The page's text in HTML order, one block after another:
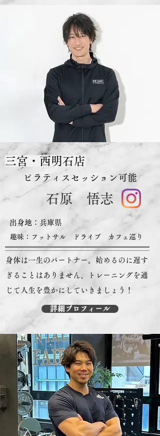
三宮・西明石店
ピラティスセッション可能
​石原 悟志
出身地：​兵庫県
趣味：​フットサル ドライブ カフェ巡り
身体は一生のパートナー。始めるのに遅す
ぎることはありません、トレーニングを通
じて人生を豊かにしていきましょう！
詳細プロフィール